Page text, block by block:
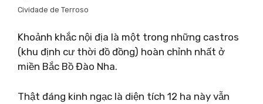
Cividade de Terroso
Khoảnh khắc nội địa là một trong những castros
(khu định cư thời đồ đồng) hoàn chỉnh nhất ở
miền Bắc Bồ Đào Nha.
Thật đáng kinh ngạc là diện tích 12 ha này vẫn